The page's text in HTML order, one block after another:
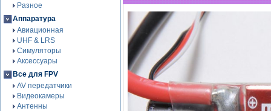
Разное
Аппаратура
Авиационная
UHF & LRS
Симуляторы
Аксессуары
Все для FPV
AV передатчики
Видеокамеры
Антенны